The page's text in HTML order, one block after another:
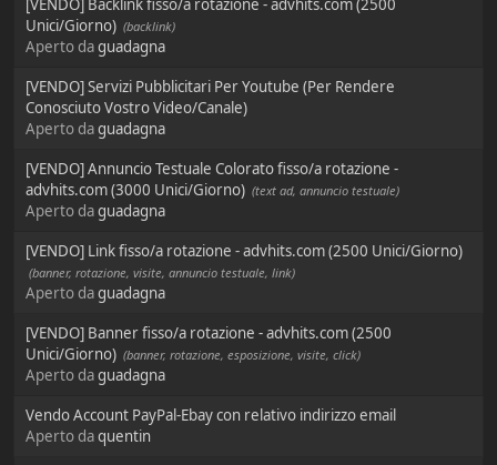
[VENDO] Backlink fisso/a rotazione - advhits.com (2500
Unici/Giorno) (backlink)
Aperto daguadagna
[VENDO] Servizi Pubblicitari Per Youtube (Per Rendere
Conosciuto Vostro Video/Canale)
Aperto daguadagna
[VENDO] Annuncio Testuale Colorato fisso/a rotazione -
advhits.com (3000 Unici/Giorno) (text ad, annuncio testuale)
Aperto daguadagna
[VENDO] Link fisso/a rotazione - advhits.com (2500 Unici/Giorno)
(banner, rotazione, visite, annuncio testuale, link)
Aperto daguadagna
[VENDO] Banner fisso/a rotazione - advhits.com (2500
Unici/Giorno) (banner, rotazione, esposizione, visite, click)
Aperto daguadagna
Vendo Account PayPal-Ebay con relativo indirizzo email
Aperto daquentin